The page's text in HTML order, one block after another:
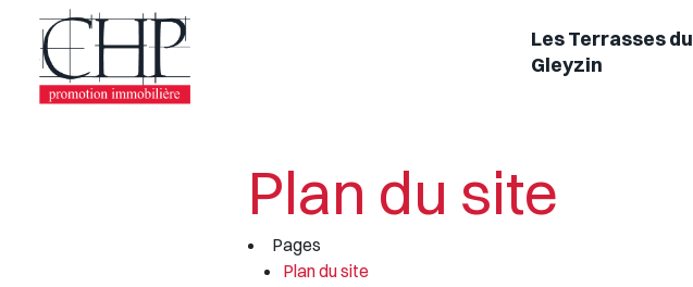
Les Terrasses du
Gleyzin
Plan du site
Pages
Plan du site